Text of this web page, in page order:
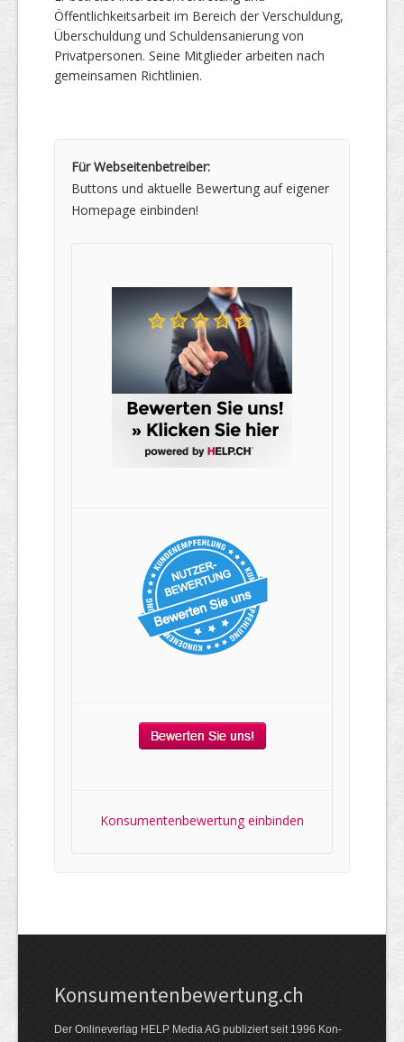
Öffentlichkeitsarbeit im Bereich der Verschuldung,
Überschuldung und Schuldensanierung von
Privatpersonen. Seine Mitglieder arbeiten nach
gemeinsamen Richtlinien.
Für Webseitenbetreiber:
Buttons und aktuelle Bewertung auf eigener
Homepage einbinden!
Konsumentenbewertung einbinden
Kon­su­menten­be­wer­tung.ch
Der Online­verlag HELP Media AG publi­ziert seit 1996 Kon­